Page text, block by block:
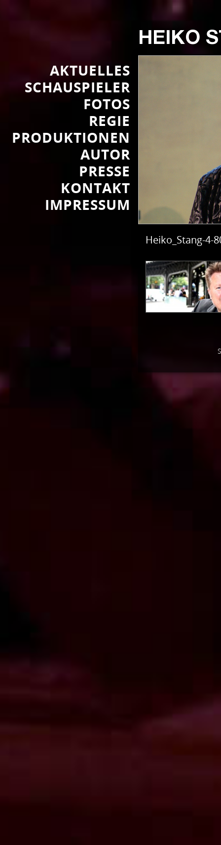
HEIKO
AKTUELLES
SCHAUSPIELER
FOTOS
REGIE
PRODUKTIONEN
AUTOR
PRESSE
KONTAKT
IMPRESSUM
Heiko_Stang-4-